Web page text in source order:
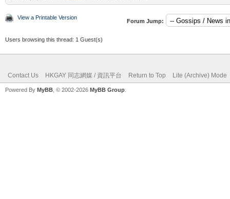
View a Printable Version
Forum Jump:
Users browsing this thread: 1 Guest(s)
Contact Us HKGAY 同志網媒 / 資訊平台 Return to Top Lite (Archive) Mode
Powered By MyBB , © 2002-2026 MyBB Group